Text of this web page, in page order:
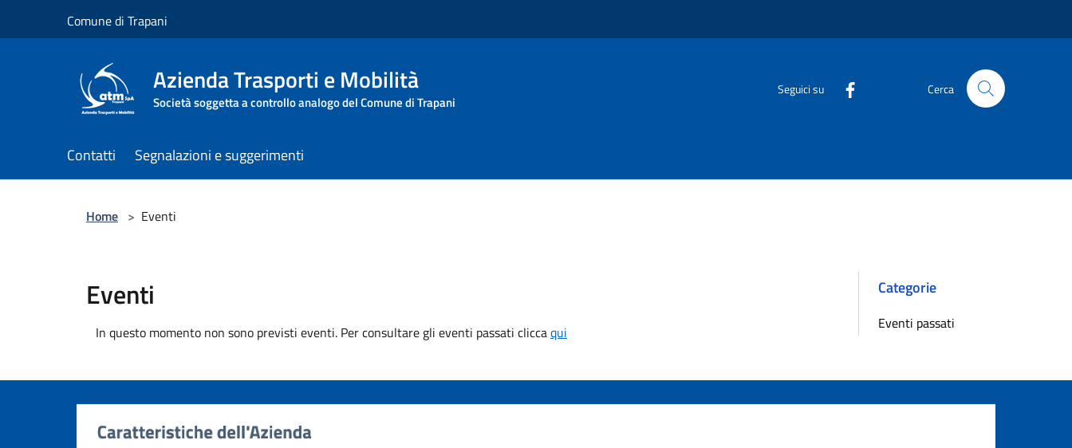
Comune di Trapani
Azienda Trasporti e Mobilità
Società soggetta a controllo analogo del Comune di Trapani
Seguici su Cerca
Contatti Segnalazioni e suggerimenti
Home > Eventi
Eventi
In questo momento non sono previsti eventi. Per consultare gli eventi passati cliccaqui
Categorie
Eventi passati